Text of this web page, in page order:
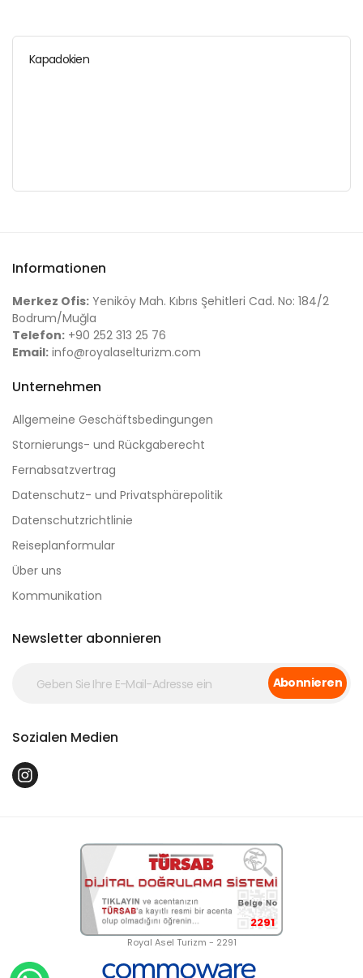
Kapadokien
Informationen
Merkez Ofis: Yeniköy Mah. Kıbrıs Şehitleri Cad. No: 184/2
Bodrum/Muğla
Telefon: +90 252 313 25 76
Email: info@royalaselturizm.com
Unternehmen
Allgemeine Geschäftsbedingungen
Stornierungs- und Rückgaberecht
Fernabsatzvertrag
Datenschutz- und Privatsphärepolitik
Datenschutzrichtlinie
Reiseplanformular
Über uns
Kommunikation
Newsletter abonnieren
Abonnieren
Sozialen Medien
2291
Royal Asel Turizm - 2291